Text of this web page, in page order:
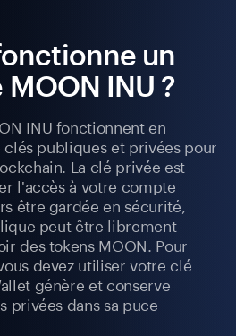
un
INU ?
INU fonctionnent en
publiques et privées pour
La clé privée est
l'accès à votre compte
être gardée en sécurité,
peut être librement
des tokens MOON. Pour
devez utiliser votre clé
génère et conserve
privées dans sa puce